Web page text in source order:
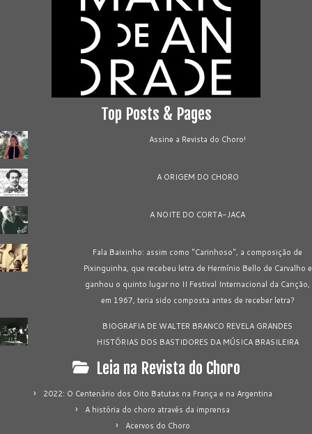
Top Posts & Pages
Assine a Revista do Choro!
A ORIGEM DO CHORO
A NOITE DO CORTA-JACA
Fala Baixinho: assim como "Carinhoso", a composição de
Pixinguinha, que recebeu letra de Hermínio Bello de Carvalho e
ganhou o quinto lugar no II Festival Internacional da Canção,
em 1967, teria sido composta antes de receber letra?
BIOGRAFIA DE WALTER BRANCO REVELA GRANDES
HISTÓRIAS DOS BASTIDORES DA MÚSICA BRASILEIRA
Leia na Revista do Choro
2022: O Centenário dos Oito Batutas na França e na Argentina
A história do choro através da imprensa
Acervos do Choro